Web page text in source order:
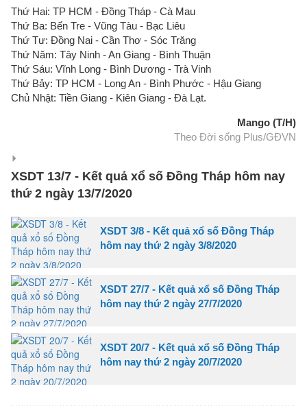
Thứ Hai: TP HCM - Đồng Tháp - Cà Mau
Thứ Ba: Bến Tre - Vũng Tàu - Bạc Liêu
Thứ Tư: Đồng Nai - Cần Thơ - Sóc Trăng
Thứ Năm: Tây Ninh - An Giang - Bình Thuận
Thứ Sáu: Vĩnh Long - Bình Dương - Trà Vinh
Thứ Bảy: TP HCM - Long An - Bình Phước - Hậu Giang
Chủ Nhật: Tiền Giang - Kiên Giang - Đà Lạt.
Mango (T/H)
Theo Đời sống Plus/GĐVN
XSDT 13/7 - Kết quả xổ số Đồng Tháp hôm nay
thứ 2 ngày 13/7/2020
XSDT 3/8 - Kết quả xổ số Đồng Tháp
hôm nay thứ 2 ngày 3/8/2020
XSDT 27/7 - Kết quả xổ số Đồng Tháp
hôm nay thứ 2 ngày 27/7/2020
XSDT 20/7 - Kết quả xổ số Đồng Tháp
hôm nay thứ 2 ngày 20/7/2020